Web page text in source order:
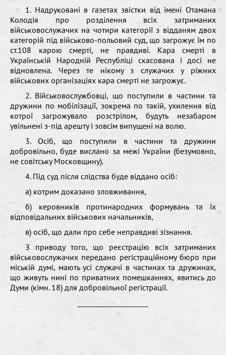
1. Надруковані в газетах звістки від імені Отамана
Колодія про розділення всіх затриманих
військовослужачих на чотири категорії з відданям двох
категорій під військово-польовий суд, що загрожує їм по
ст.108 карою смерті, не правдиві. Кара смерті в
Українській Народній Республіці скасована і досі не
відновлена. Через те нікому з служачих у ріжних
військових організаціях кара смерті не загрожує.
2. Військовослужбовці, що поступили в частини та
дружини по мобілізації, зокрема по такій, ухилення від
котрої загрожувало розстрілом, будуть незабаром
увільнені з-під арешту і зовсім випущені на волю.
3. Осіб, що поступили в частини та дружини
добровільно, буде вислано за межі України (безумовно,
не совітську Московщину).
4. Під суд після слідства буде віддано осіб:
а) котрим доказано зловживання,
б) керовників протинародних формувань та їх
відповідальних військових начальників,
в) осіб, що дали про себе неправдиві зізнання.
З приводу того, що реєстрацію всіх затриманих
військовослужачих передано регістраційному бюро при
міській думі, мають усі служачі в частинах та дружинах,
що живуть нині по приватних помешканнях, явитись до
Думи (кімн. 18) для добровільної регістрації.
____________________